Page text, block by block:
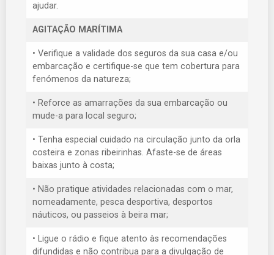
ajudar.
AGITAÇÃO MARÍTIMA
• Verifique a validade dos seguros da sua casa e/ou
embarcação e certifique-se que tem cobertura para
fenómenos da natureza;
• Reforce as amarrações da sua embarcação ou
mude-a para local seguro;
• Tenha especial cuidado na circulação junto da orla
costeira e zonas ribeirinhas. Afaste-se de áreas
baixas junto à costa;
• Não pratique atividades relacionadas com o mar,
nomeadamente, pesca desportiva, desportos
náuticos, ou passeios à beira mar;
• Ligue o rádio e fique atento às recomendações
difundidas e não contribua para a divulgação de